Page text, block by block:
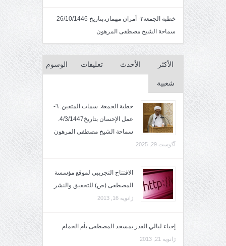
خطبة الجمعة٢- أمران مهمان.بتاريخ 26/10/1446
سماحة الشيخ مصطفى المرهون
الأكثر
شعبية
الأحدث تعليقات الوسوم
خطبة الجمعة: سمات المتقين: ٦-
عمل الإحسان بتاريخ4/3/1447.
سماحة الشيخ مصطفى المرهون
آگوست 29, 2025
الافتتاح التجريبي لموقع مؤسسة
المصطفى (ص) للتحقيق والنشر
ژانویه 16, 2013
إحياء ليالي القدر بمسجد المصطفى بأم الحمام
ژانویه 21, 2013